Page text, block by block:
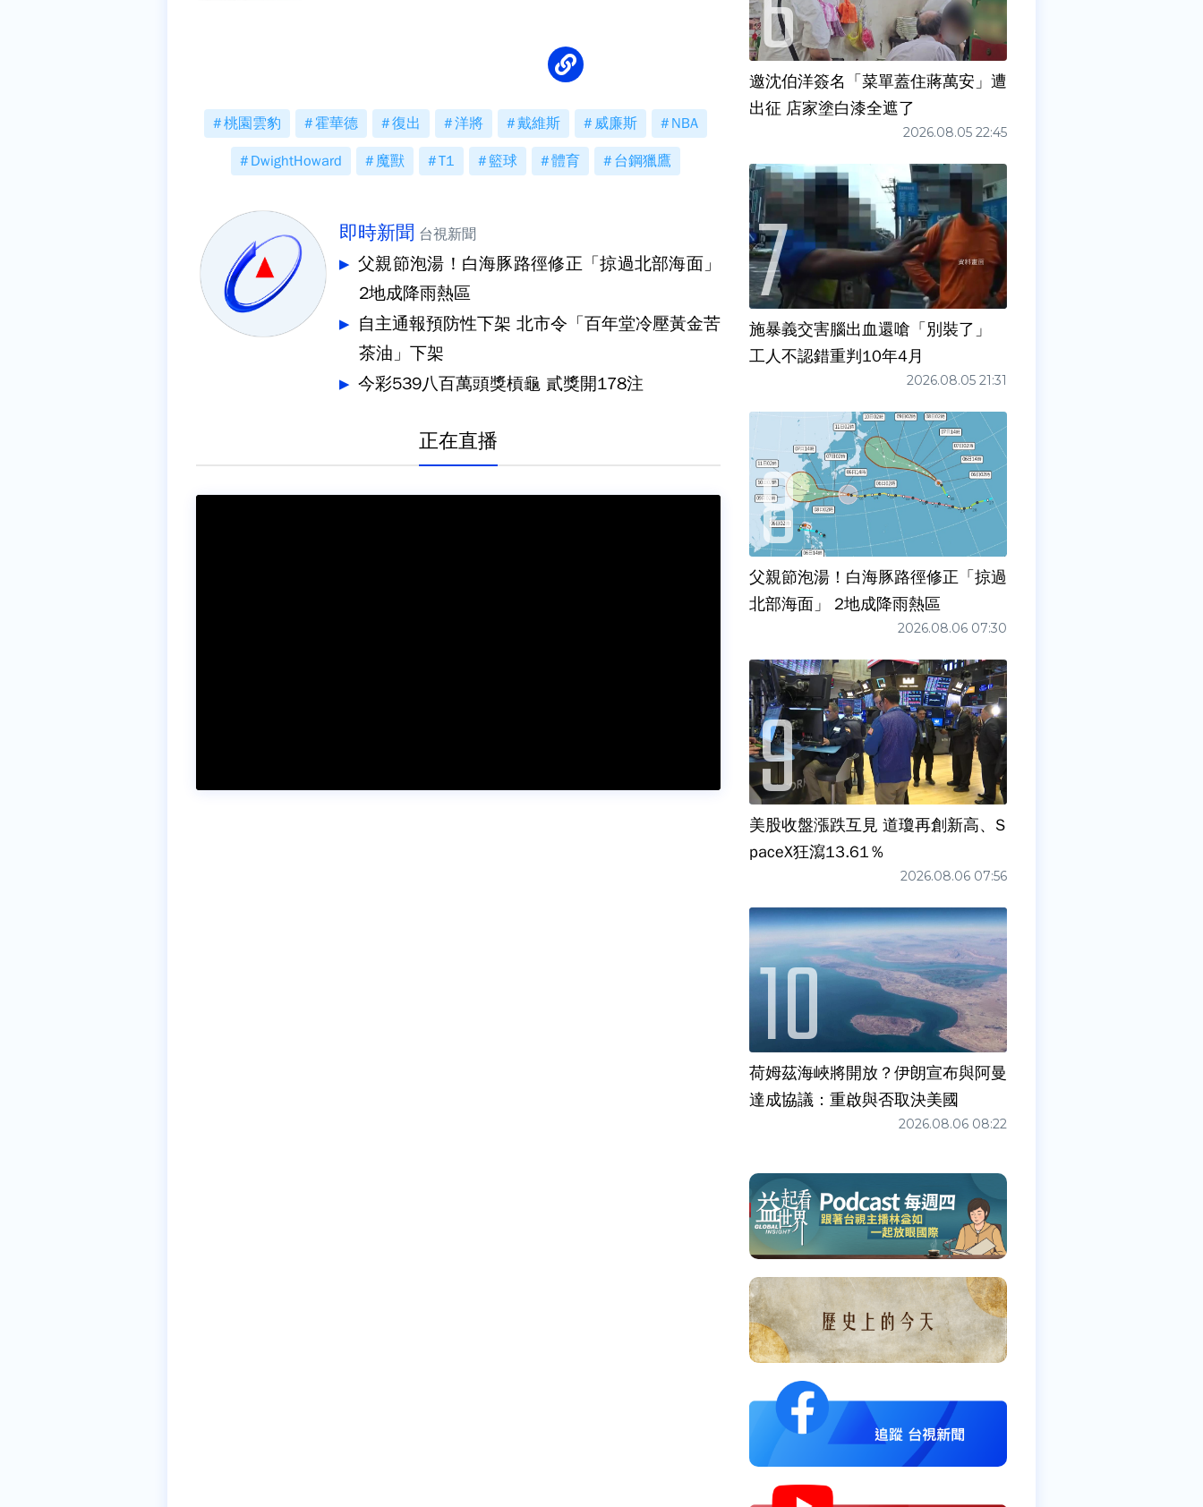
桃園雲豹 霍華德 復出 洋將 戴維斯 威廉斯 NBA
DwightHoward 魔獸 T1 籃球 體育 台鋼獵鷹
即時新聞 台視新聞
父親節泡湯！白海豚路徑修正「掠過北部海面」
2地成降雨熱區
自主通報預防性下架 北市令「百年堂冷壓黃金苦
茶油」下架
今彩539八百萬頭獎槓龜 貳獎開178注
正在直播
邀沈伯洋簽名「菜單蓋住蔣萬安」遭
出征 店家塗白漆全遮了
2026.08.05 22:45
施暴義交害腦出血還嗆「別裝了」
工人不認錯重判10年4月
2026.08.05 21:31
父親節泡湯！白海豚路徑修正「掠過
北部海面」 2地成降雨熱區
2026.08.06 07:30
美股收盤漲跌互見 道瓊再創新高、S
paceX狂瀉13.61％
2026.08.06 07:56
荷姆茲海峽將開放？伊朗宣布與阿曼
達成協議：重啟與否取決美國
2026.08.06 08:22